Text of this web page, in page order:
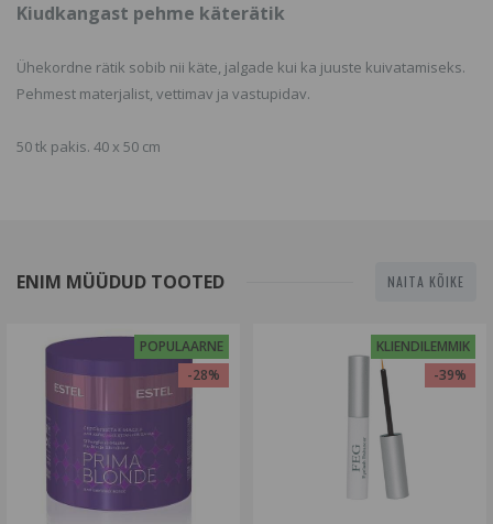
Kiudkangast pehme käterätik
Ühekordne rätik sobib nii käte, jalgade kui ka juuste kuivatamiseks.
Pehmest materjalist, vettimav ja vastupidav.
50 tk pakis. 40 x 50 cm
ENIM MÜÜDUD TOOTED NAITA KÕIKE
POPULAARNE
-28%
KLIENDILEMMIK
-39%